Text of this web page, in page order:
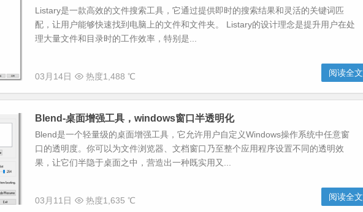
Listary是一款高效的文件搜索工具，它通过提供即时的搜索结果和灵活的关键词匹
配，让用户能够快速找到电脑上的文件和文件夹。 Listary的设计理念是提升用户在处
理大量文件和目录时的工作效率，特别是...
03月14日 热度1,488 ℃ 阅读全文
Blend-桌面增强工具，windows窗口半透明化
Blend是一个轻量级的桌面增强工具，它允许用户自定义Windows操作系统中任意窗
口的透明度。你可以为文件浏览器、文档窗口乃至整个应用程序设置不同的透明效
果，让它们半隐于桌面之中，营造出一种既实用又...
03月11日 热度1,635 ℃ 阅读全文